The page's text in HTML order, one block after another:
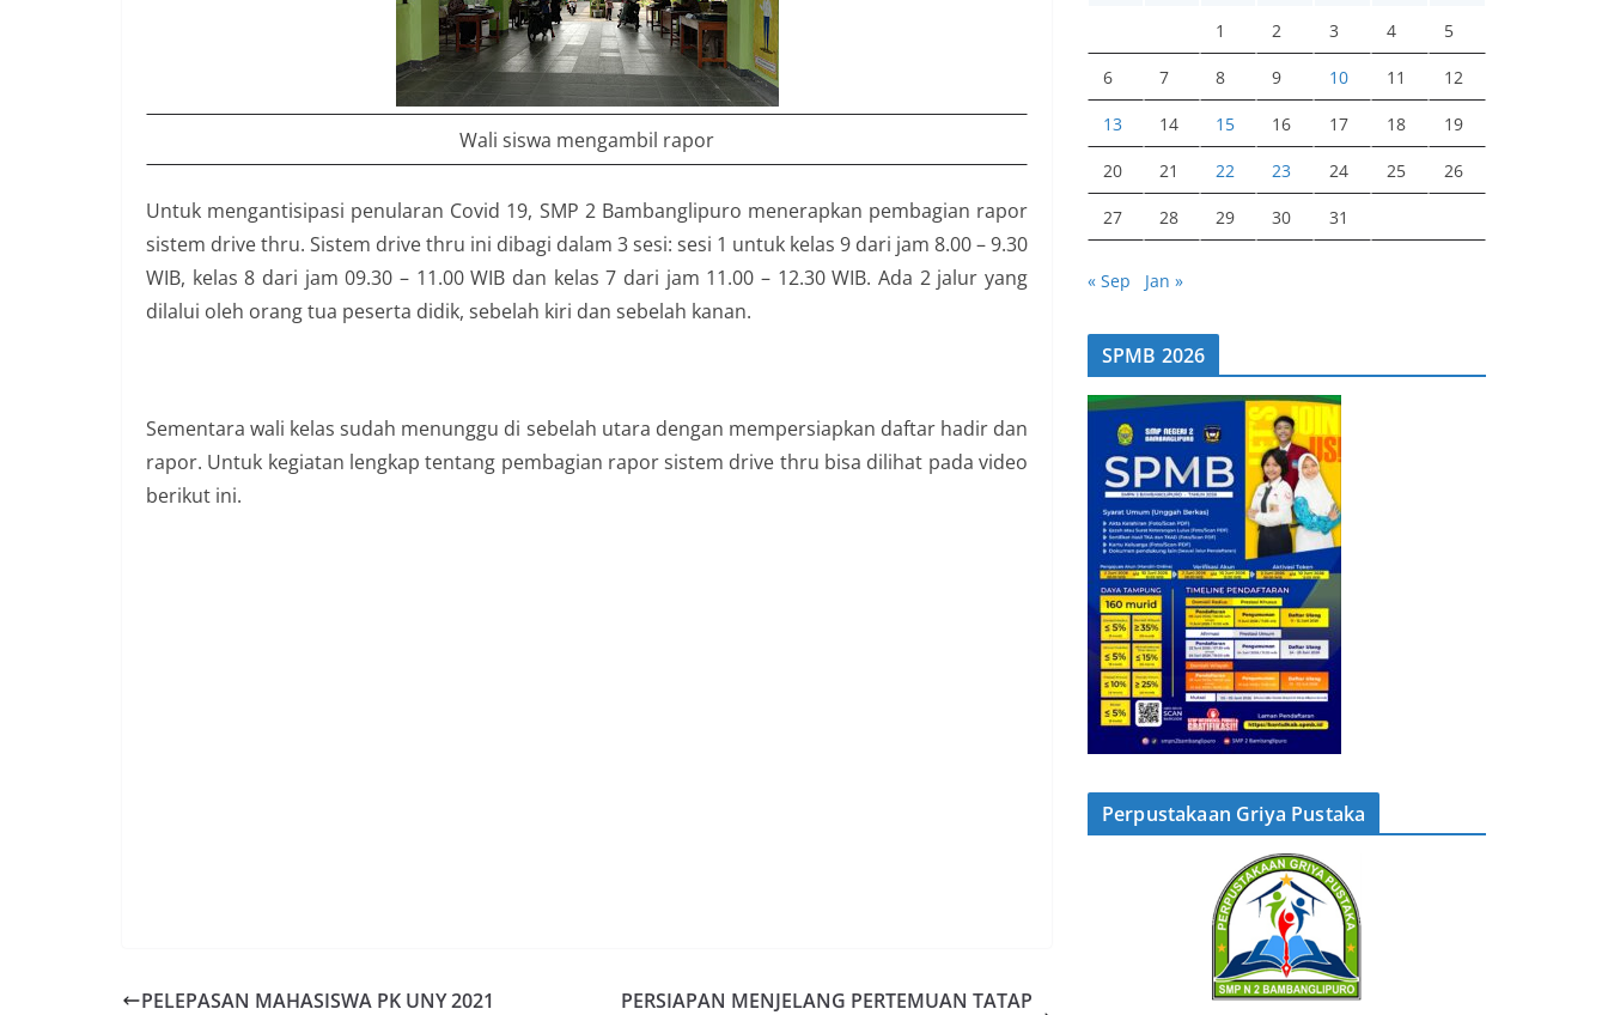
Wali siswa mengambil rapor
Untuk mengantisipasi penularan Covid 19, SMP 2 Bambanglipuro menerapkan pembagian rapor
sistem drive thru. Sistem drive thru ini dibagi dalam 3 sesi: sesi 1 untuk kelas 9 dari jam 8.00 – 9.30
WIB, kelas 8 dari jam 09.30 – 11.00 WIB dan kelas 7 dari jam 11.00 – 12.30 WIB. Ada 2 jalur yang
dilalui oleh orang tua peserta didik, sebelah kiri dan sebelah kanan.
Sementara wali kelas sudah menunggu di sebelah utara dengan mempersiapkan daftar hadir dan
rapor. Untuk kegiatan lengkap tentang pembagian rapor sistem drive thru bisa dilihat pada video
berikut ini.
PELEPASAN MAHASISWA PK UNY 2021
PERSIAPAN MENJELANG PERTEMUAN TATAP
1 2 3 4 5
6 7 8 9 10 11 12
13 14 15 16 17 18 19
20 21 22 23 24 25 26
27 28 29 30 31
« Sep Jan »
SPMB 2026
Perpustakaan Griya Pustaka